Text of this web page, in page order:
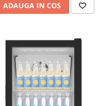
ADAUGA IN COS